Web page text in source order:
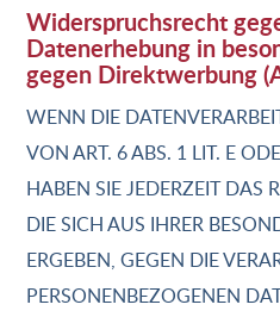
Widerspruchsrecht
Datenerhebung in
gegen Direktwerbung
WENN DIE
VON ART. 6 ABS. 1 LIT. E
HABEN SIE JEDERZEIT DAS
DIE SICH AUS IHRER
ERGEBEN, GEGEN DIE
PERSONENBEZOGENEN